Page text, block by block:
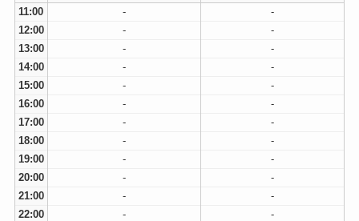
11:00
-
-
12:00
-
-
13:00
-
-
14:00
-
-
15:00
-
-
16:00
-
-
17:00
-
-
18:00
-
-
19:00
-
-
20:00
-
-
21:00
-
-
22:00
-
-